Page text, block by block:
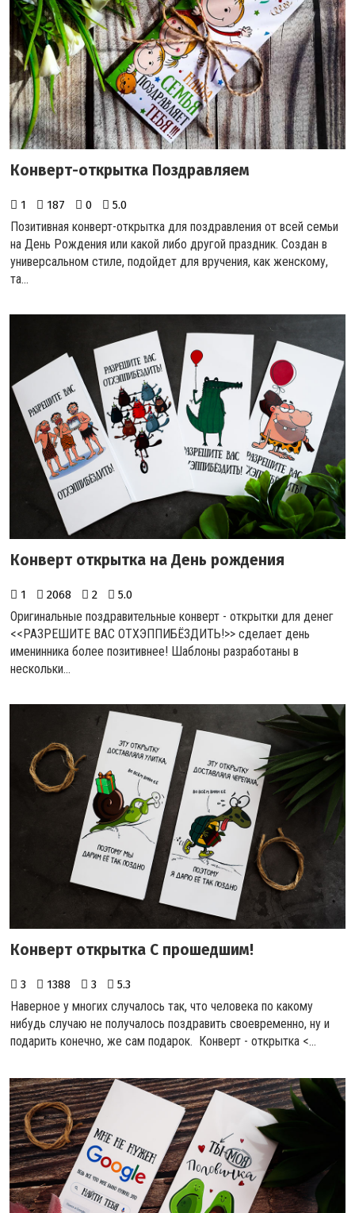
Конверт-открытка Поздравляем
1 187 0 5.0
Позитивная конверт-открытка для поздравления от всей семьи
на День Рождения или какой либо другой праздник. Создан в
универсальном стиле, подойдет для вручения, как женскому,
та...
Конверт открытка на День рождения
1 2068 2 5.0
Оригинальные поздравительные конверт - открытки для денег
<<РАЗРЕШИТЕ ВАС ОТХЭППИБЁЗДИТЬ!>> сделает день
именинника более позитивнее! Шаблоны разработаны в
нескольки...
Конверт открытка С прошедшим!
3 1388 3 5.3
Наверное у многих случалось так, что человека по какому
нибудь случаю не получалось поздравить своевременно, ну и
подарить конечно, же сам подарок. Конверт - открытка <...